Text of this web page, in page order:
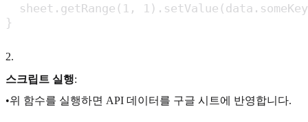
sheet.getRange(1,
}
2.
스크립트 실행:
•위 함수를 실행하면 API 데이터를 구글 시트에 반영합니다.